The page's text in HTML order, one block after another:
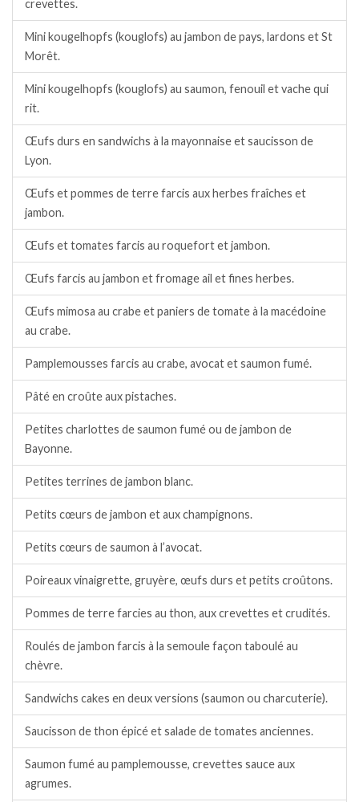
crevettes.
Mini kougelhopfs (kouglofs) au jambon de pays, lardons et St
Morêt.
Mini kougelhopfs (kouglofs) au saumon, fenouil et vache qui
rit.
Œufs durs en sandwichs à la mayonnaise et saucisson de
Lyon.
Œufs et pommes de terre farcis aux herbes fraîches et
jambon.
Œufs et tomates farcis au roquefort et jambon.
Œufs farcis au jambon et fromage ail et fines herbes.
Œufs mimosa au crabe et paniers de tomate à la macédoine
au crabe.
Pamplemousses farcis au crabe, avocat et saumon fumé.
Pâté en croûte aux pistaches.
Petites charlottes de saumon fumé ou de jambon de
Bayonne.
Petites terrines de jambon blanc.
Petits cœurs de jambon et aux champignons.
Petits cœurs de saumon à l’avocat.
Poireaux vinaigrette, gruyère, œufs durs et petits croûtons.
Pommes de terre farcies au thon, aux crevettes et crudités.
Roulés de jambon farcis à la semoule façon taboulé au
chèvre.
Sandwichs cakes en deux versions (saumon ou charcuterie).
Saucisson de thon épicé et salade de tomates anciennes.
Saumon fumé au pamplemousse, crevettes sauce aux
agrumes.